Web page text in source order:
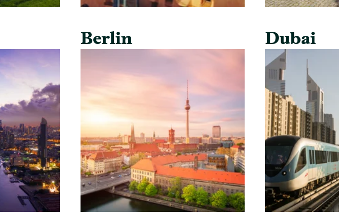
Berlin Dubai